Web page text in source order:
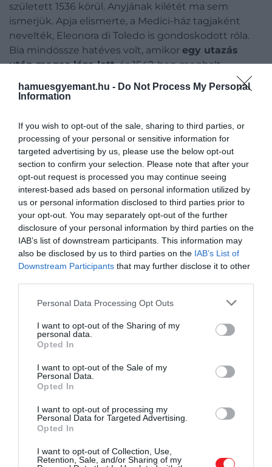
hamuesgyemant.hu - Do Not Process My Personal
Information
If you wish to opt-out of the sale, sharing to third parties, or
processing of your personal or sensitive information for
targeted advertising by us, please use the below opt-out
section to confirm your selection. Please note that after your
opt-out request is processed you may continue seeing
interest-based ads based on personal information utilized by
us or personal information disclosed to third parties prior to
your opt-out. You may separately opt-out of the further
disclosure of your personal information by third parties on the
IAB’s list of downstream participants. This information may
also be disclosed by us to third parties on the IAB’s List of
Downstream Participants that may further disclose it to other
Please note that this website/app uses one or more Google
not limited to your visit or usage behaviour. You may click to
grant or deny consent to Google and its third-party tags to
use your data for below specified purposes in below Google
consent section.
Personal Data Processing Opt Outs
I want to opt-out of the Sharing of my
personal data.
Opted In
I want to opt-out of the Sale of my
Personal Data.
Opted In
I want to opt-out of processing my
Personal Data for Targeted Advertising.
Opted In
I want to opt-out of Collection, Use,
Retention, Sale, and/or Sharing of my
született 1536 körül. Anyjának kilétét ma sem
ismerjük. Apja elismerte, a Medici-ház tagjaként
nevelték, Eleonora di Toledo is gondoskodott róla.
Bia mindössze hatéves volt, amikor egy utazás
után magas láza lett, és 1542-ben meghalt–
Bronzino
udvari festővel
készíttetett róla portrét, amely ma
Anna, a törvényes lányok egyike, csak néhány
hónapot élt. 1553 márciusában született, és még
ugyanabban az évben, augusztusban meghalt. A 16.
században acsecsemőhalandóságnagyon
magasnak számított, a rang, de még a vagyon sem
védte meg a gyerekeket a fertőzésektől.
Maria de’ Medici
, Cosimo és Eleonora első közös
gyermeke, 1540-ben született.A források szerint
okos, művelt lány volt, fiatalabb testvéreit
elküldték Franciaországba Medici Katalinnak,
későbbAlfonso d’Esteferrarai örökössel jegyezték
el, az esküvőre azonban végül nem került sor. Maria
1557-ben, 17 évesen halt meg, feltehetően
maláriában. Halála utángyilkosságot kiáltottak
Firenze-szerte, ennek kapcsán azonban a mai
Maria helyét húga, Lucrezia vette át a már
előkészített ferrarai házassági tervben.